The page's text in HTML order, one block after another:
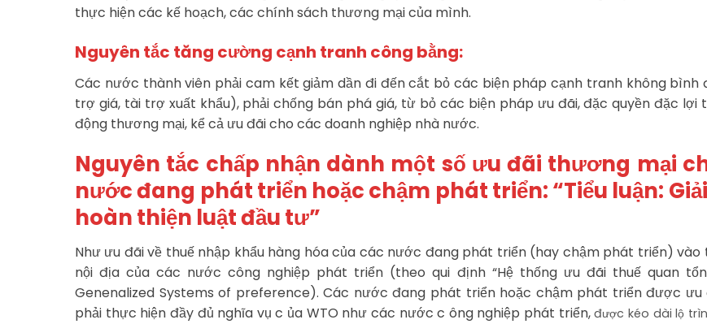
thực hiện các kế hoạch, các chính sách thương mại của mình.
Nguyên tắc tăng cường cạnh tranh công bằng:
Các nước thành viên phải cam kết giảm dần đi đến cắt bỏ các biện pháp cạnh tranh không bình
trợ giá, tài trợ xuất khẩu), phải chống bán phá giá, từ bỏ các biện pháp ưu đãi, đặc quyền đặc lợi
động thương mại, kể cả ưu đãi cho các doanh nghiệp nhà nước.
Nguyên tắc chấp nhận dành một số ưu đãi thương mại
nước đang phát triển hoặc chậm phát triển: “Tiểu luận:
hoàn thiện luật đầu tư”
Như ưu đãi về thuế nhập khẩu hàng hóa của các nước đang phát triển (hay chậm phát triển)
nội địa của các nước công nghiệp phát triển (theo qui định “Hệ thống ưu đãi thuế quan
Genenalized Systems of preference). Các nước đang phát triển hoặc chậm phát triển được ưu
phải thực hiện đầy đủ nghĩa vụ c ủa WTO như các nước c ông nghiệp phát triển,được kéo dài lộ